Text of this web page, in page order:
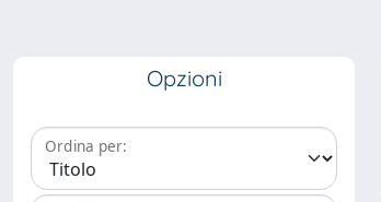
Opzioni
Ordina per: